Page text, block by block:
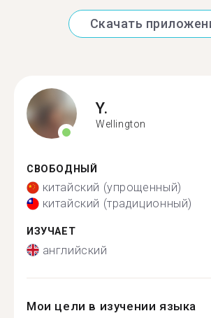
Скачать
Y.
Wellington
СВОБОДНЫЙ
китайский (упрощенный)
китайский (традиционный)
ИЗУЧАЕТ
английский
Мои цели в изучении языка